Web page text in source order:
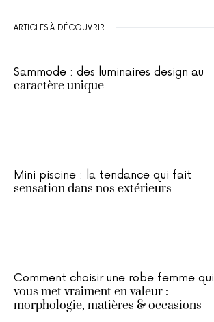
ARTICLES À DÉCOUVRIR
Sammode : des luminaires design au
caractère unique
Mini piscine : la tendance qui fait
sensation dans nos extérieurs
Comment choisir une robe femme qui
vous met vraiment en valeur :
morphologie, matières & occasions